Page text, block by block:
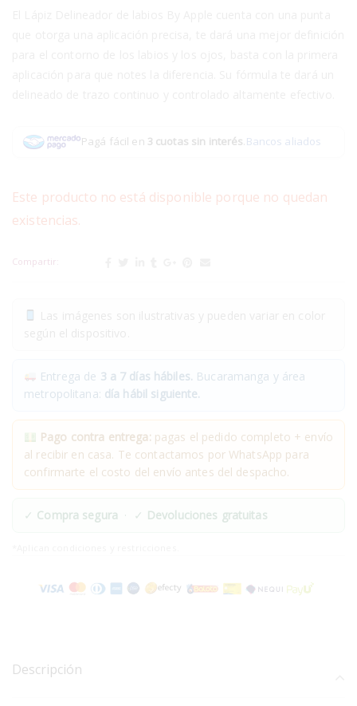
Pagá fácil en 3 cuotas sin interés.Bancos aliados
Este producto no está disponible porque no quedan
existencias.
Compartir:
Entrega de 3 a 7 días hábiles. Bucaramanga y área
metropolitana: día hábil siguiente.
Pago contra entrega: pagas el pedido completo + envío
al recibir en casa. Te contactamos por WhatsApp para
confirmarte el costo del envío antes del despacho.
✓ Compra segura · ✓ Devoluciones gratuitas
Descripción